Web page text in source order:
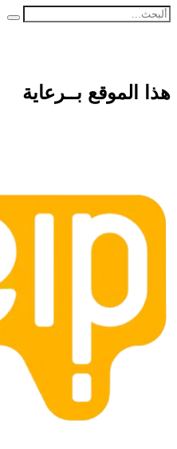
News Elementor
هذا الموقع بــرعاية